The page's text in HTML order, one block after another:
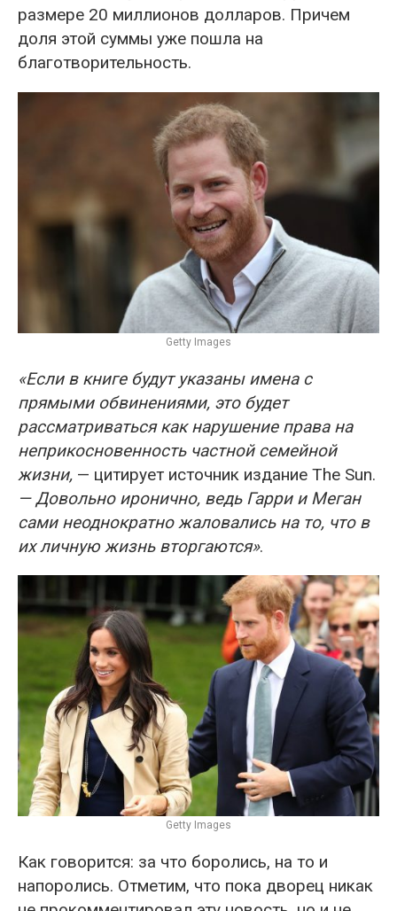
размере 20 миллионов долларов. Причем
доля этой суммы уже пошла на
благотворительность.
Getty Images
«Если в книге будут указаны имена с
прямыми обвинениями, это будет
рассматриваться как нарушение права на
неприкосновенность частной семейной
жизни, — цитирует источник издание The Sun.
— Довольно иронично, ведь Гарри и Меган
сами неоднократно жаловались на то, что в
их личную жизнь вторгаются».
Getty Images
Как говорится: за что боролись, на то и
напоролись. Отметим, что пока дворец никак